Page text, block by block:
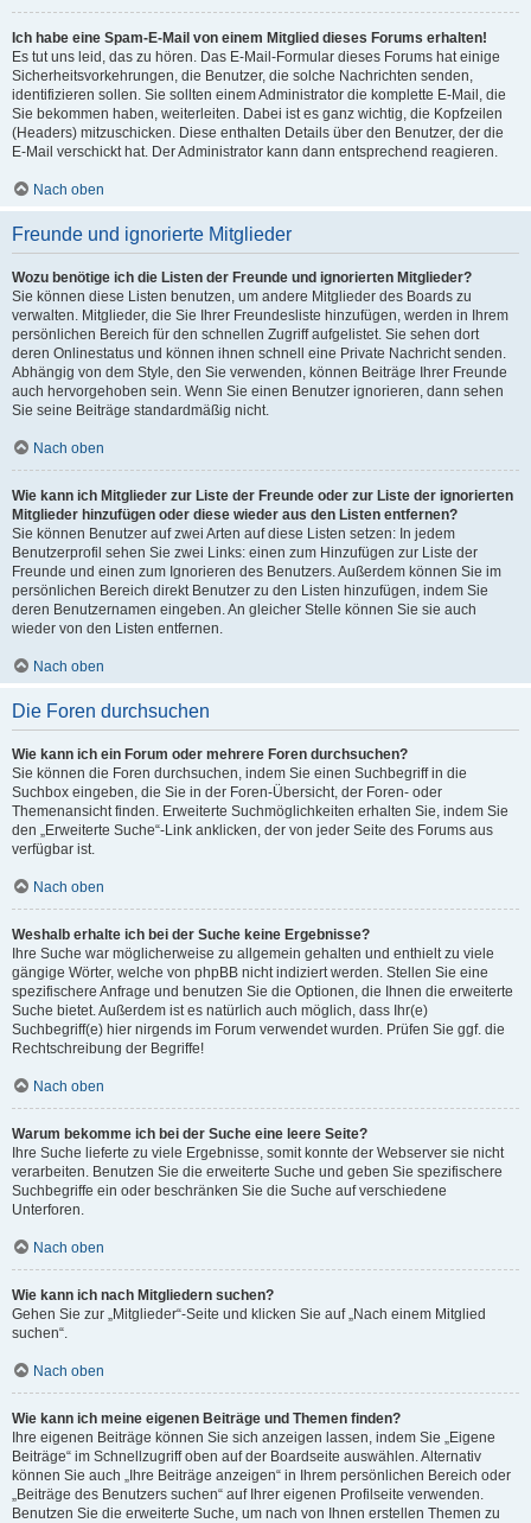
Ich habe eine Spam-E-Mail von einem Mitglied dieses Forums erhalten!
Es tut uns leid, das zu hören. Das E-Mail-Formular dieses Forums hat einige
Sicherheitsvorkehrungen, die Benutzer, die solche Nachrichten senden,
identifizieren sollen. Sie sollten einem Administrator die komplette E-Mail, die
Sie bekommen haben, weiterleiten. Dabei ist es ganz wichtig, die Kopfzeilen
(Headers) mitzuschicken. Diese enthalten Details über den Benutzer, der die
E-Mail verschickt hat. Der Administrator kann dann entsprechend reagieren.
Nach oben
Freunde und ignorierte Mitglieder
Wozu benötige ich die Listen der Freunde und ignorierten Mitglieder?
Sie können diese Listen benutzen, um andere Mitglieder des Boards zu
verwalten. Mitglieder, die Sie Ihrer Freundesliste hinzufügen, werden in Ihrem
persönlichen Bereich für den schnellen Zugriff aufgelistet. Sie sehen dort
deren Onlinestatus und können ihnen schnell eine Private Nachricht senden.
Abhängig von dem Style, den Sie verwenden, können Beiträge Ihrer Freunde
auch hervorgehoben sein. Wenn Sie einen Benutzer ignorieren, dann sehen
Sie seine Beiträge standardmäßig nicht.
Nach oben
Wie kann ich Mitglieder zur Liste der Freunde oder zur Liste der ignorierten
Mitglieder hinzufügen oder diese wieder aus den Listen entfernen?
Sie können Benutzer auf zwei Arten auf diese Listen setzen: In jedem
Benutzerprofil sehen Sie zwei Links: einen zum Hinzufügen zur Liste der
Freunde und einen zum Ignorieren des Benutzers. Außerdem können Sie im
persönlichen Bereich direkt Benutzer zu den Listen hinzufügen, indem Sie
deren Benutzernamen eingeben. An gleicher Stelle können Sie sie auch
wieder von den Listen entfernen.
Nach oben
Die Foren durchsuchen
Wie kann ich ein Forum oder mehrere Foren durchsuchen?
Sie können die Foren durchsuchen, indem Sie einen Suchbegriff in die
Suchbox eingeben, die Sie in der Foren-Übersicht, der Foren- oder
Themenansicht finden. Erweiterte Suchmöglichkeiten erhalten Sie, indem Sie
den „Erweiterte Suche“-Link anklicken, der von jeder Seite des Forums aus
verfügbar ist.
Nach oben
Weshalb erhalte ich bei der Suche keine Ergebnisse?
Ihre Suche war möglicherweise zu allgemein gehalten und enthielt zu viele
gängige Wörter, welche von phpBB nicht indiziert werden. Stellen Sie eine
spezifischere Anfrage und benutzen Sie die Optionen, die Ihnen die erweiterte
Suche bietet. Außerdem ist es natürlich auch möglich, dass Ihr(e)
Suchbegriff(e) hier nirgends im Forum verwendet wurden. Prüfen Sie ggf. die
Rechtschreibung der Begriffe!
Nach oben
Warum bekomme ich bei der Suche eine leere Seite?
Ihre Suche lieferte zu viele Ergebnisse, somit konnte der Webserver sie nicht
verarbeiten. Benutzen Sie die erweiterte Suche und geben Sie spezifischere
Suchbegriffe ein oder beschränken Sie die Suche auf verschiedene
Unterforen.
Nach oben
Wie kann ich nach Mitgliedern suchen?
Gehen Sie zur „Mitglieder“-Seite und klicken Sie auf „Nach einem Mitglied
suchen“.
Nach oben
Wie kann ich meine eigenen Beiträge und Themen finden?
Ihre eigenen Beiträge können Sie sich anzeigen lassen, indem Sie „Eigene
Beiträge“ im Schnellzugriff oben auf der Boardseite auswählen. Alternativ
können Sie auch „Ihre Beiträge anzeigen“ in Ihrem persönlichen Bereich oder
„Beiträge des Benutzers suchen“ auf Ihrer eigenen Profilseite verwenden.
Benutzen Sie die erweiterte Suche, um nach von Ihnen erstellen Themen zu